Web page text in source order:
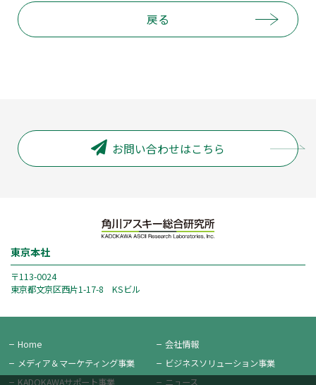
戻る
お問い合わせはこちら
東京本社
〒113-0024
東京都文京区西片1-17-8 KSビル
Home
会社情報
メディア＆マーケティング事業 ビジネスソリューション事業
KADOKAWAサポート事業
ニュース